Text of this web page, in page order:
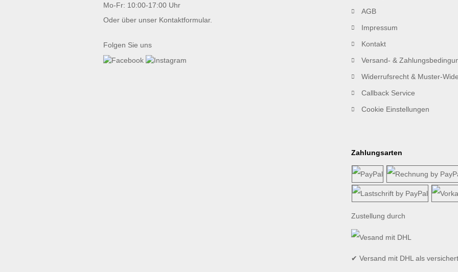
Mo-Fr: 10:00-17:00 Uhr
Oder über unser Kontaktformular.
Folgen Sie uns
AGB
Impressum
Kontakt
Versand- &
Widerrufsrecht & Muster-
Callback Service
Cookie Einstellungen
Zahlungsarten
Zustellung durch
✔ Versand mit DHL als